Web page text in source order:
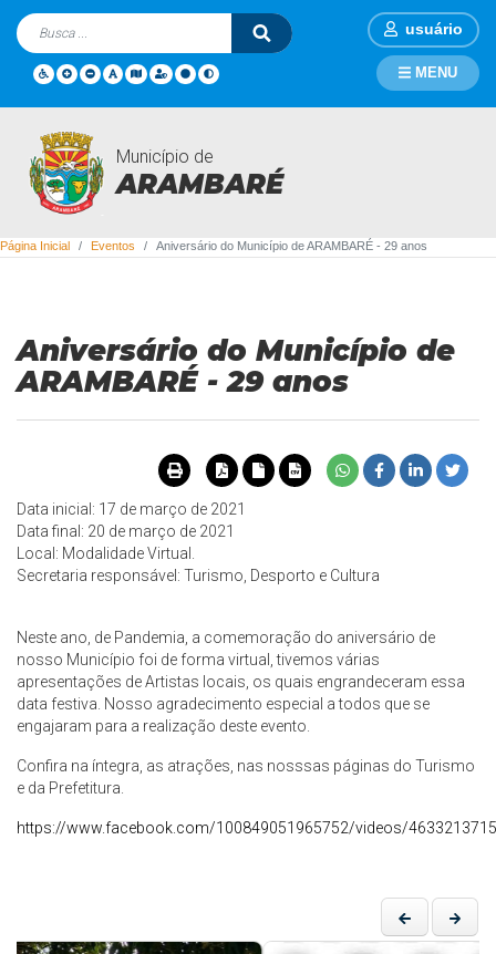
usuário
Município de
ARAMBARÉ
MENU
Eventos
Página Inicial Eventos Aniversário do Município de ARAMBARÉ - 29 anos
Aniversário do Município de
ARAMBARÉ - 29 anos
Data inicial: 17 de março de 2021
Data final: 20 de março de 2021
Local: Modalidade Virtual.
Secretaria responsável: Turismo, Desporto e Cultura
Neste ano, de Pandemia, a comemoração do aniversário de
nosso Município foi de forma virtual, tivemos várias
apresentações de Artistas locais, os quais engrandeceram essa
data festiva. Nosso agradecimento especial a todos que se
engajaram para a realização deste evento.
Confira na íntegra, as atrações, nas nosssas páginas do Turismo
e da Prefetitura.
https://www.facebook.com/100849051965752/videos/